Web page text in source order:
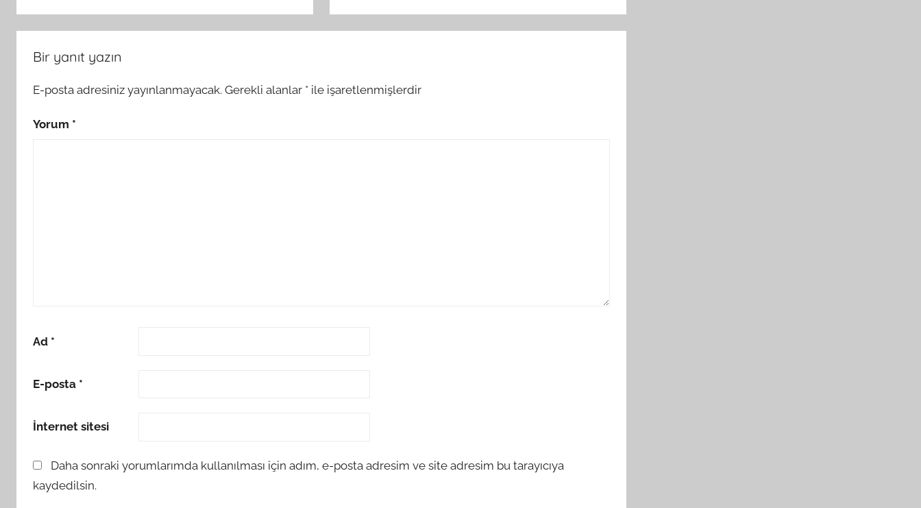
Bir yanıt yazın
E-posta adresiniz yayınlanmayacak. Gerekli alanlar * ile işaretlenmişlerdir
Yorum *
Ad *
E-posta *
İnternet sitesi
Daha sonraki yorumlarımda kullanılması için adım, e-posta adresim ve site adresim bu tarayıcıya
kaydedilsin.